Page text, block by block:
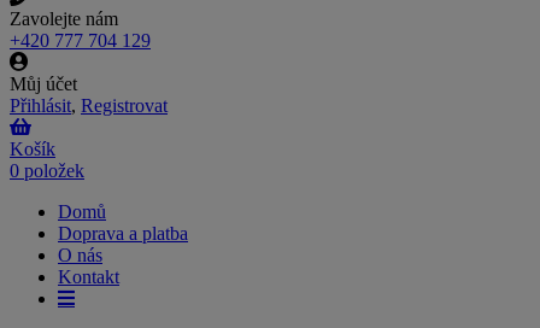
Zavolejte nám
+420 777 704 129
Můj účet
Přihlásit, Registrovat
Košík
0 položek
Domů
Doprava a platba
O nás
Kontakt